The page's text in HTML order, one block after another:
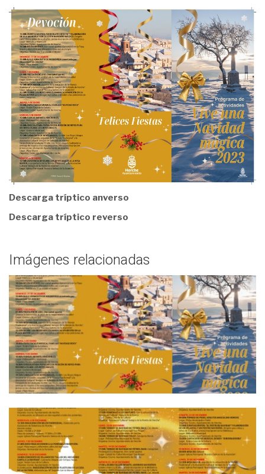
Descarga tríptico anverso
Descarga tríptico reverso
Imágenes relacionadas